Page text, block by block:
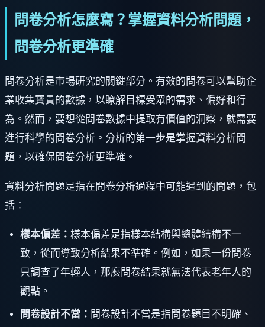
問卷分析怎麼寫？掌握資料分析問題，
問卷分析更準確
問卷分析是市場研究的關鍵部分。有效的問卷可以幫助企
業收集寶貴的數據，以瞭解目標受眾的需求、偏好和行
為。然而，要想從問卷數據中提取有價值的洞察，就需要
進行科學的問卷分析。分析的第一步是掌握資料分析問
題，以確保問卷分析更準確。
資料分析問題是指在問卷分析過程中可能遇到的問題，包
括：
樣本偏差： 樣本偏差是指樣本結構與總體結構不一
致，從而導致分析結果不準確。例如，如果一份問卷
只調查了年輕人，那麼問卷結果就無法代表老年人的
觀點。
問卷設計不當： 問卷設計不當是指問卷題目不明確、